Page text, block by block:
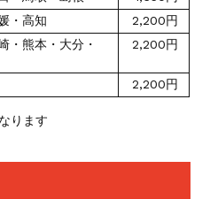
・高知
2,200円
・熊本・大分・
2,200円
2,200円
ります